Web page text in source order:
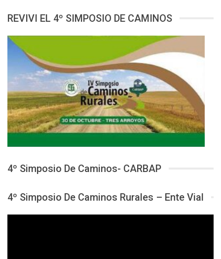
REVIVI EL 4º SIMPOSIO DE CAMINOS
4º Simposio De Caminos- CARBAP
4º Simposio De Caminos Rurales – Ente Vial